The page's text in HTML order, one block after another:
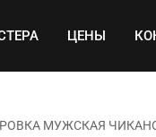
ЦЕНЫ
МУЖСКАЯ